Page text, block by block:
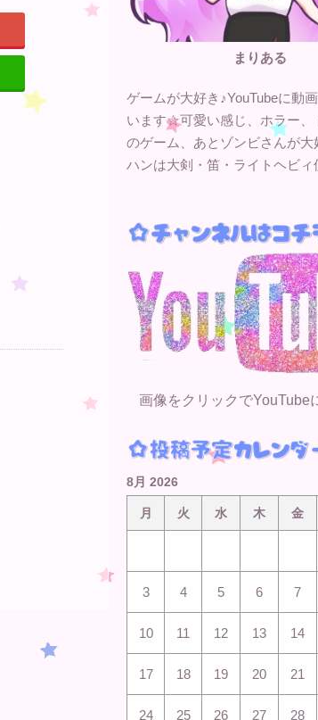
まりある
ゲームが大好き♪YouTubeに動
います☆可愛い感じ、ホラー、
のゲーム、あとゾンビさんが大
ハンは大剣・笛・ライトヘビィ
画像をクリックで
8月 2026
月 火 水 木 金
3 4 5 6 7
10 11 12 13 14
17 18 19 20 21
24 25 26 27 28